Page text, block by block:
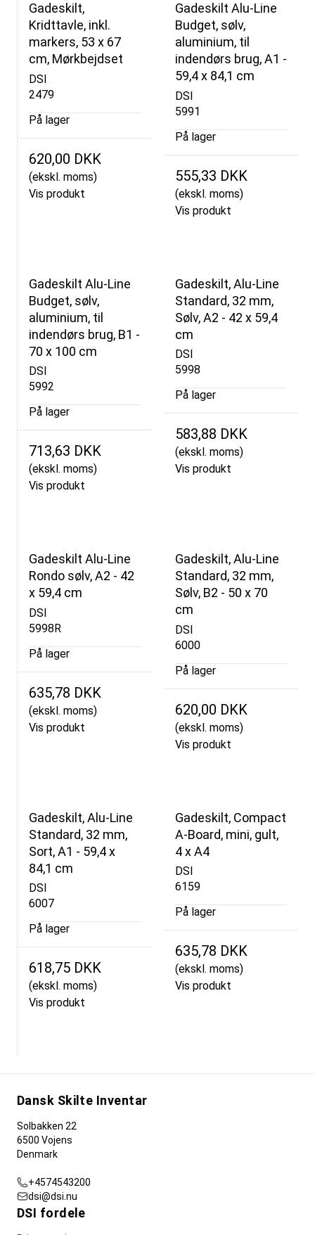
Gadeskilt,
Kridttavle, inkl.
markers, 53 x 67
cm, Mørkbejdset
DSI
2479
På lager
620,00 DKK
(ekskl. moms)
Vis produkt
Gadeskilt Alu-Line
Budget, sølv,
aluminium, til
indendørs brug, A1 -
59,4 x 84,1 cm
DSI
5991
På lager
555,33 DKK
(ekskl. moms)
Vis produkt
Gadeskilt Alu-Line
Budget, sølv,
aluminium, til
indendørs brug, B1 -
70 x 100 cm
DSI
5992
På lager
713,63 DKK
(ekskl. moms)
Vis produkt
Gadeskilt, Alu-Line
Standard, 32 mm,
Sølv, A2 - 42 x 59,4
cm
DSI
5998
På lager
583,88 DKK
(ekskl. moms)
Vis produkt
Gadeskilt Alu-Line
Rondo sølv, A2 - 42
x 59,4 cm
DSI
5998R
På lager
635,78 DKK
(ekskl. moms)
Vis produkt
Gadeskilt, Alu-Line
Standard, 32 mm,
Sølv, B2 - 50 x 70
cm
DSI
6000
På lager
620,00 DKK
(ekskl. moms)
Vis produkt
Gadeskilt, Alu-Line
Standard, 32 mm,
Sort, A1 - 59,4 x
84,1 cm
DSI
6007
På lager
618,75 DKK
(ekskl. moms)
Vis produkt
Gadeskilt, Compact
A-Board, mini, gult,
4 x A4
DSI
6159
På lager
635,78 DKK
(ekskl. moms)
Vis produkt
Dansk Skilte Inventar
Solbakken 22
6500 Vojens
Denmark
+4574543200
dsi@dsi.nu
DSI fordele